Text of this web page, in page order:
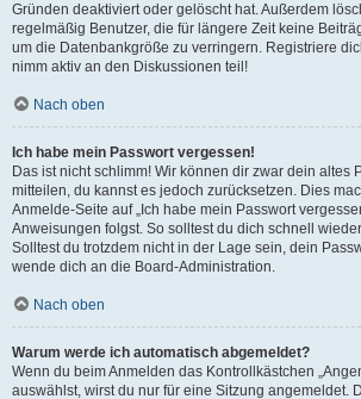
Gründen deaktiviert oder gelöscht hat. Außerdem
regelmäßig Benutzer, die für längere Zeit keine
um die Datenbankgröße zu verringern. Registriere
nimm aktiv an den Diskussionen teil!
Nach oben
Ich habe mein Passwort vergessen!
Das ist nicht schlimm! Wir können dir zwar dein altes
mitteilen, du kannst es jedoch zurücksetzen. Dies
Anmelde-Seite auf „Ich habe mein Passwort
Anweisungen folgst. So solltest du dich schnell
Solltest du trotzdem nicht in der Lage sein, dein
wende dich an die Board-Administration.
Nach oben
Warum werde ich automatisch abgemeldet?
Wenn du beim Anmelden das Kontrollkästchen
auswählst, wirst du nur für eine Sitzung angemeldet.